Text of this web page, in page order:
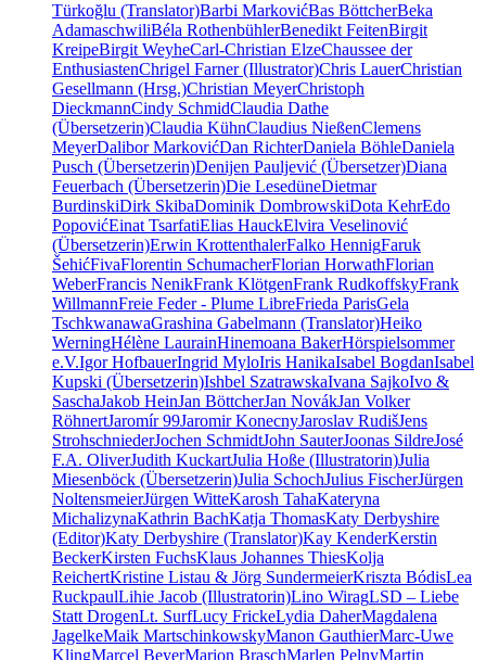
Türkoğlu (Translator)Barbi MarkovićBas BöttcherBeka
AdamaschwiliBéla RothenbühlerBenedikt FeitenBirgit
KreipeBirgit WeyheCarl-Christian ElzeChaussee der
EnthusiastenChrigel Farner (Illustrator)Chris LauerChristian
Gesellmann (Hrsg.)Christian MeyerChristoph
DieckmannCindy SchmidClaudia Dathe
(Übersetzerin)Claudia KühnClaudius NießenClemens
MeyerDalibor MarkovićDan RichterDaniela BöhleDaniela
Pusch (Übersetzerin)Denijen Pauljević (Übersetzer)Diana
Feuerbach (Übersetzerin)Die LesedüneDietmar
BurdinskiDirk SkibaDominik DombrowskiDota KehrEdo
PopovićEinat TsarfatiElias HauckElvira Veselinović
(Übersetzerin)Erwin KrottenthalerFalko HennigFaruk
ŠehićFivaFlorentin SchumacherFlorian HorwathFlorian
WeberFrancis NenikFrank KlötgenFrank RudkoffskyFrank
WillmannFreie Feder - Plume LibreFrieda ParisGela
TschkwanawaGrashina Gabelmann (Translator)Heiko
WerningHélène LaurainHinemoana BakerHörspielsommer
e.V.Igor HofbauerIngrid MyloIris HanikaIsabel BogdanIsabel
Kupski (Übersetzerin)Ishbel SzatrawskaIvana SajkoIvo &
SaschaJakob HeinJan BöttcherJan NovákJan Volker
RöhnertJaromír 99Jaromir KonecnyJaroslav RudišJens
StrohschniederJochen SchmidtJohn SauterJoonas SildreJosé
F.A. OliverJudith KuckartJulia Hoße (Illustratorin)Julia
Miesenböck (Übersetzerin)Julia SchochJulius FischerJürgen
NoltensmeierJürgen WitteKarosh TahaKateryna
MichalizynaKathrin BachKatja ThomasKaty Derbyshire
(Editor)Katy Derbyshire (Translator)Kay KenderKerstin
BeckerKirsten FuchsKlaus Johannes ThiesKolja
ReichertKristine Listau & Jörg SundermeierKriszta BódisLea
RuckpaulLihie Jacob (Illustratorin)Lino WiragLSD – Liebe
Statt DrogenLt. SurfLucy FrickeLydia DaherMagdalena
JagelkeMaik MartschinkowskyManon GauthierMarc-Uwe
KlingMarcel BeyerMarion BraschMarlen PelnyMartin